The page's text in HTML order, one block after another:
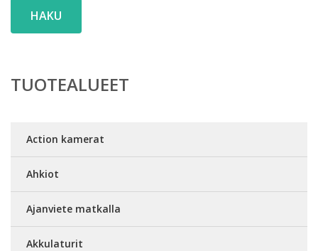
HAKU
TUOTEALUEET
Action kamerat
Ahkiot
Ajanviete matkalla
Akkulaturit